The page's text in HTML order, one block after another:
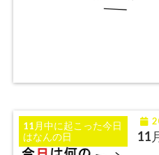
11月中に起こった今日
はなんの日
11